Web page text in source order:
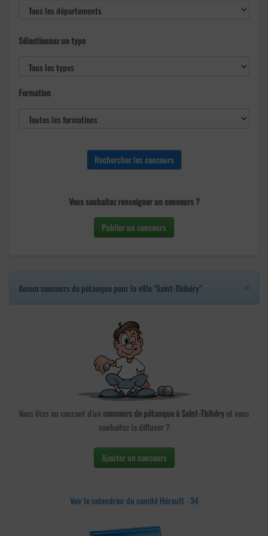
Sélectionnez un type
Formation
Vous souhaitez renseigner un concours ?
Publier un concours
Aucun concours de pétanque pour la ville "Saint-Thibéry"
Vous êtes au courant d'un concours de pétanque à Saint-Thibéryet vous
souhaitez le diffuser ?
Ajouter un concours
Voir le calendrier du comité Hérault - 34